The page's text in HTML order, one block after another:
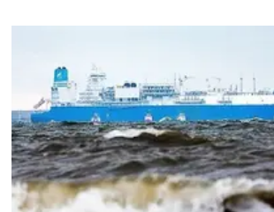
Nie,
kolaborantov
a
fašistických
hrdlorezov
nie
je
vaša
vec!